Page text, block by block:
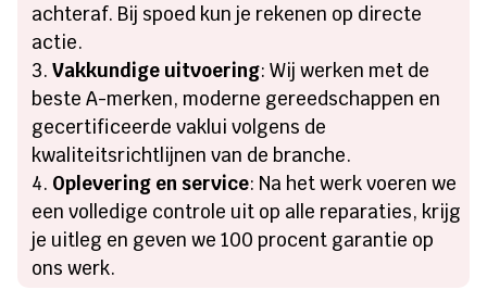
achteraf. Bij spoed kun je rekenen op directe
actie.
Vakkundige uitvoering: Wij werken met de
beste A-merken, moderne gereedschappen en
gecertificeerde vaklui volgens de
kwaliteitsrichtlijnen van de branche.
Oplevering en service: Na het werk voeren we
een volledige controle uit op alle reparaties, krijg
je uitleg en geven we 100 procent garantie op
ons werk.